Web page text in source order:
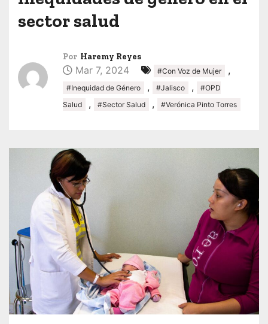
sector salud
Por Haremy Reyes
Mar 7, 2024 #Con Voz de Mujer ,
#Inequidad de Género , #Jalisco ,
#OPD
Salud
, #Sector Salud , #Verónica Pinto Torres